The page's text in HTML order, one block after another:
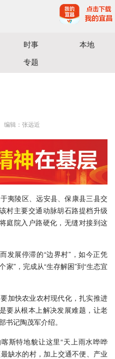
时事
本地
专题
编辑：张远近
夷陵区、远安县、保康县三县交
村主要交通动脉胡石路提档升级
庭院入户路硬化，无缝对接到这
发展停滞的“边界村”，如今正凭
”，完成从“生存解困”到“生态宜
加快农业农村现代化，扎实推进
要从根本上解决发展难题，让老
书记陶茂军介绍。
斯特地貌让这里“天上雨水哗哗
缺水的村，加上交通不便、产业